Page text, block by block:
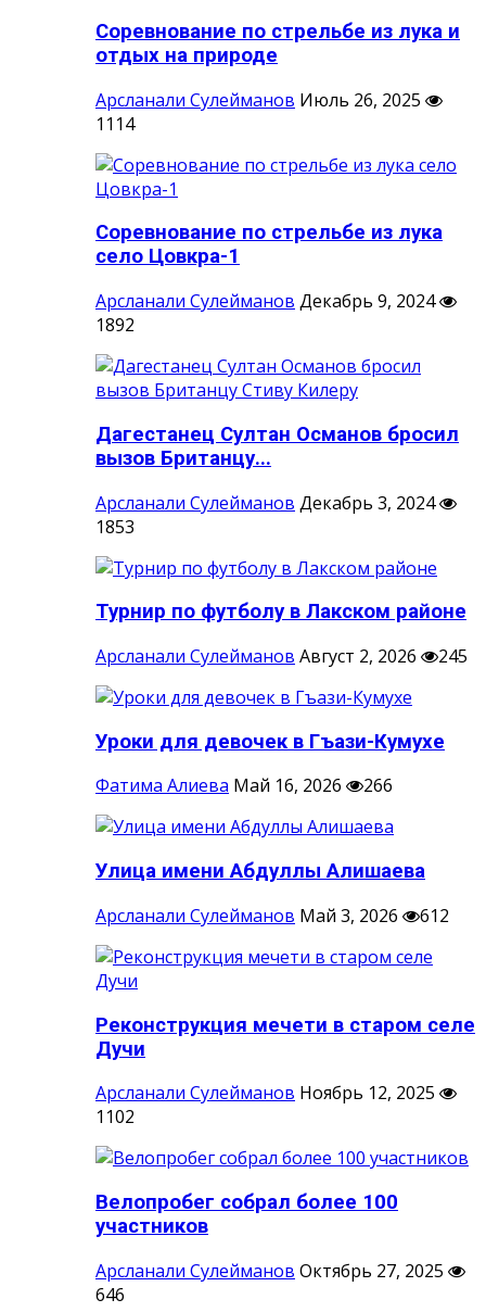
Соревнование по стрельбе из лука и
отдых на природе
Арсланали Сулейманов Июль 26, 2025
1114
Соревнование по стрельбе из лука
село Цовкра-1
Арсланали Сулейманов Декабрь 9, 2024
1892
Дагестанец Султан Османов бросил
вызов Британцу...
Арсланали Сулейманов Декабрь 3, 2024
1853
Турнир по футболу в Лакском районе
Арсланали Сулейманов Август 2, 2026 245
Уроки для девочек в Гъази-Кумухе
Фатима Алиева Май 16, 2026 266
Улица имени Абдуллы Алишаева
Арсланали Сулейманов Май 3, 2026 612
Реконструкция мечети в старом селе
Дучи
Арсланали Сулейманов Ноябрь 12, 2025
1102
Велопробег собрал более 100
участников
Арсланали Сулейманов Октябрь 27, 2025
646